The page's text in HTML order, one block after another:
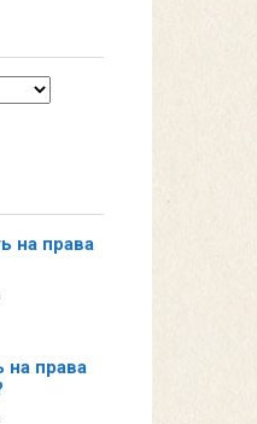
на права
права